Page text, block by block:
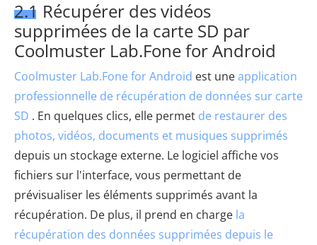
2.1 Récupérer des vidéos
supprimées de la carte SD par
Coolmuster Lab.Fone for Android
Coolmuster Lab.Fone for Android est uneapplication
professionnelle de récupération de données sur carte
SD . En quelques clics, elle permet de restaurer des
photos, vidéos, documents et musiques supprimés
depuis un stockage externe. Le logiciel affiche vos
fichiers sur l'interface, vous permettant de
prévisualiser les éléments supprimés avant la
récupération. De plus, il prend en charge la
récupération des données supprimées depuis le